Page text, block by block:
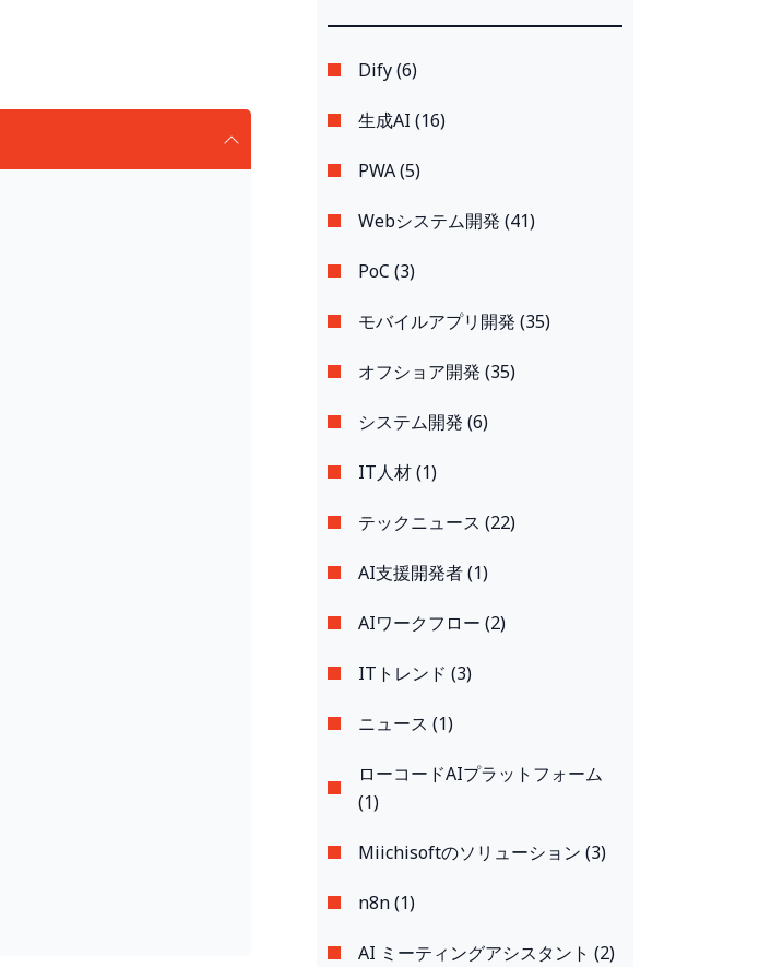
Dify (6)
生成AI (16)
PWA (5)
Webシステム開発 (41)
PoC (3)
モバイルアプリ開発 (35)
オフショア開発 (35)
システム開発 (6)
IT人材 (1)
テックニュース (22)
AI支援開発者 (1)
AIワークフロー (2)
ITトレンド (3)
ニュース (1)
ローコードAIプラットフォーム
(1)
Miichisoftのソリューション (3)
n8n (1)
AI ミーティングアシスタント (2)